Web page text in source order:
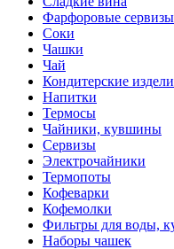
Фарфоровые сервизы
Соки
Чашки
Чай
Кондитерские
Напитки
Термосы
Чайники, кувшины
Сервизы
Электрочайники
Термопоты
Кофеварки
Кофемолки
Фильтры для воды,
Наборы чашек